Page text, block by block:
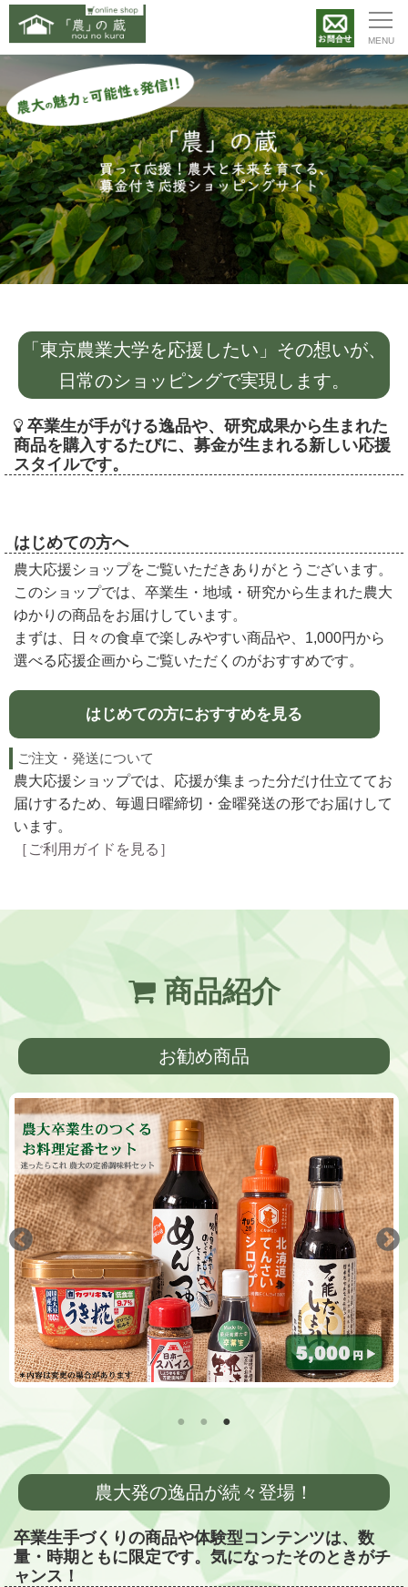
「東京農業大学を応援したい」その想いが、
日常のショッピングで実現します。
卒業生が手がける逸品や、研究成果から生まれた
商品を購入するたびに、募金が生まれる新しい応援
スタイルです。
はじめての方へ
農大応援ショップをご覧いただきありがとうございます。
このショップでは、卒業生・地域・研究から生まれた農大
ゆかりの商品をお届けしています。
まずは、日々の食卓で楽しみやすい商品や、1,000円から
選べる応援企画からご覧いただくのがおすすめです。
はじめての方におすすめを見る
ご注文・発送について
農大応援ショップでは、応援が集まった分だけ仕立ててお
届けするため、毎週日曜締切・金曜発送の形でお届けして
います。
［ご利用ガイドを見る］
商品紹介
お勧め商品
農大発の逸品が続々登場！
卒業生手づくりの商品や体験型コンテンツは、数
量・時期ともに限定です。気になったそのときがチ
ャンス！